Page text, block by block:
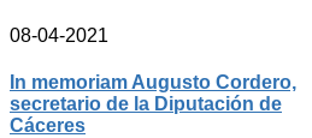
08-04-2021
In memoriam Augusto Cordero,
secretario de la Diputación de
Cáceres